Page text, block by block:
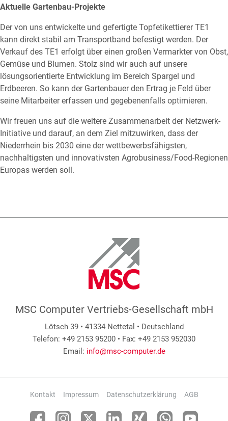
Aktuelle Gartenbau-Projekte
Der von uns entwickelte und gefertigte Topfetikettierer TE1
kann direkt stabil am Transportband befestigt werden. Der
Verkauf des TE1 erfolgt über einen großen Vermarkter von Obst,
Gemüse und Blumen. Stolz sind wir auch auf unsere
lösungsorientierte Entwicklung im Bereich Spargel und
Erdbeeren. So kann der Gartenbauer den Ertrag je Feld über
seine Mitarbeiter erfassen und gegebenenfalls optimieren.
Wir freuen uns auf die weitere Zusammenarbeit der Netzwerk-
Initiative und darauf, an dem Ziel mitzuwirken, dass der
Niederrhein bis 2030 eine der wettbewerbsfähigsten,
nachhaltigsten und innovativsten Agrobusiness/Food-Regionen
Europas werden soll.
MSC Computer Vertriebs-Gesellschaft mbH
Lötsch 39 • 41334 Nettetal • Deutschland
Telefon: +49 2153 95200 • Fax: +49 2153 952030
Email: info@msc-computer.de
Kontakt Impressum Datenschutzerklärung AGB